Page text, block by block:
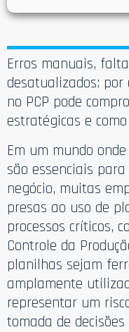
Erros manuais,
desatualizados:
no PCP pode
estratégicas e
Em um mundo
são essenciais
negócio, muitas
presas ao uso de
processos críticos,
Controle da
planilhas sejam
amplamente
representar um
tomada de